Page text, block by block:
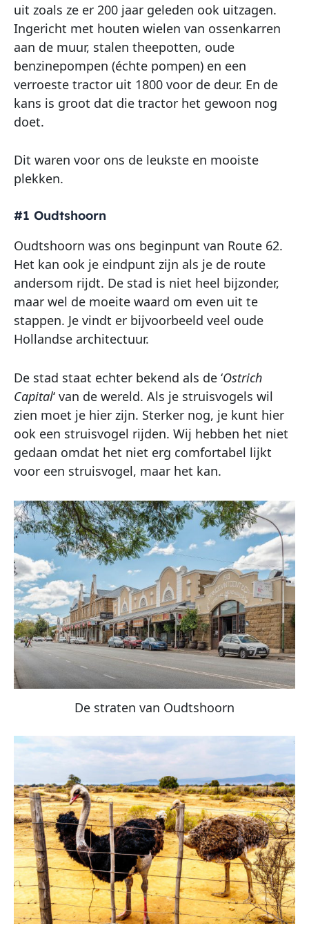
uit zoals ze er 200 jaar geleden ook uitzagen.
Ingericht met houten wielen van ossenkarren
aan de muur, stalen theepotten, oude
benzinepompen (échte pompen) en een
verroeste tractor uit 1800 voor de deur. En de
kans is groot dat die tractor het gewoon nog
doet.
Dit waren voor ons de leukste en mooiste
plekken.
#1 Oudtshoorn
Oudtshoorn was ons beginpunt van Route 62.
Het kan ook je eindpunt zijn als je de route
andersom rijdt. De stad is niet heel bijzonder,
maar wel de moeite waard om even uit te
stappen. Je vindt er bijvoorbeeld veel oude
Hollandse architectuur.
De stad staat echter bekend als de ‘Ostrich
Capital‘ van de wereld. Als je struisvogels wil
zien moet je hier zijn. Sterker nog, je kunt hier
ook een struisvogel rijden. Wij hebben het niet
gedaan omdat het niet erg comfortabel lijkt
voor een struisvogel, maar het kan.
De straten van Oudtshoorn